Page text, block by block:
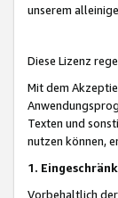
unserem
Diese Lizenz
Mit dem
Texten und
nutzen können,
1.
Vorbehaltlich